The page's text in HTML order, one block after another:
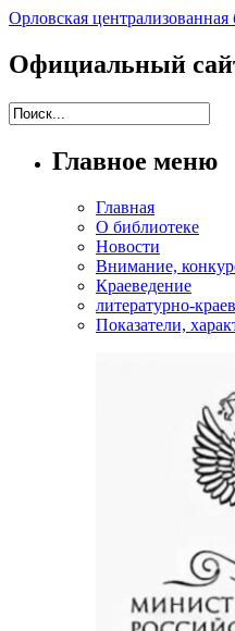
Орловская
Официальный
Главное меню
Главная
О библиотеке
Новости
Внимание,
Краеведение
литературно-
Показатели,